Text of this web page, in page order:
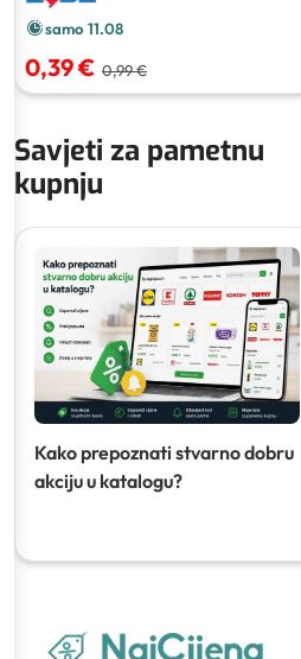
samo 11.08
0,39 € 0,99 €
Savjeti za pametnu
kupnju
Kako prepoznati stvarno dobru
akciju u katalogu?